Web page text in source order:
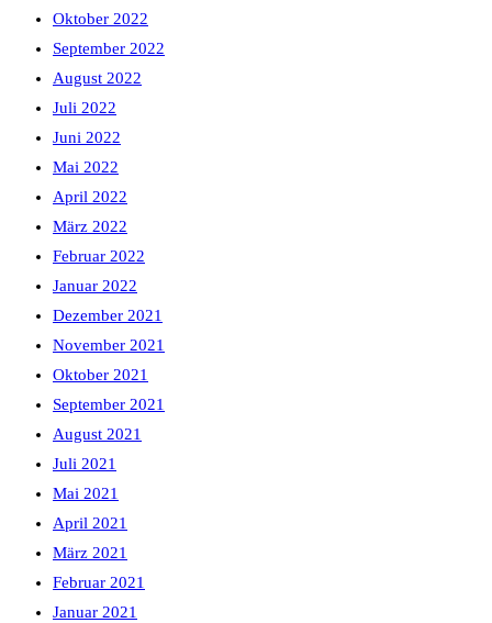
Oktober 2022
September 2022
August 2022
Juli 2022
Juni 2022
Mai 2022
April 2022
März 2022
Februar 2022
Januar 2022
Dezember 2021
November 2021
Oktober 2021
September 2021
August 2021
Juli 2021
Mai 2021
April 2021
März 2021
Februar 2021
Januar 2021